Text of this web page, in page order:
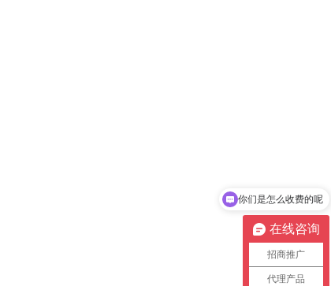
在线咨询
招商推广
代理产品
你们是怎么收费的呢